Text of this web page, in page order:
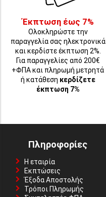
Έκπτωση έως 7%
Ολοκληρώστε την
παραγγελία σας ηλεκτρονικά
και κερδίστε έκπτωση 2%.
Για παραγγελίες από 200€
+ΦΠΑ και πληρωμή μετρητά
ή κατάθεση κερδίζετε
έκπτωση 7%
Πληροφορίες
Η εταιρία
Εκπτώσεις
Έξοδα Αποστολής
Τρόποι Πληρωμής